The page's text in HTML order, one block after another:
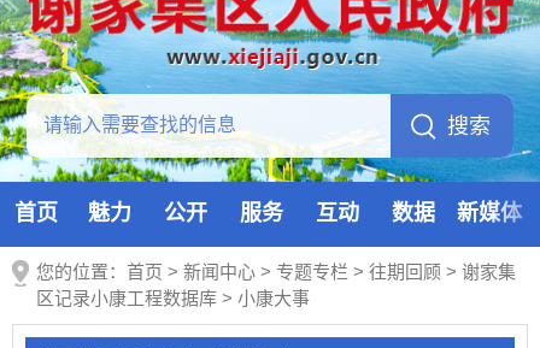
首页 魅力 公开 服务 互动 数据 新媒体
您的位置： 首页 > 新闻中心 > 专题专栏 > 往期回顾 > 谢家集
区记录小康工程数据库 > 小康大事